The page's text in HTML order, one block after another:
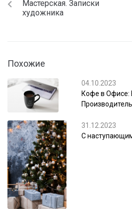
Мастерская. Записки
художника
Похожие
04.10.2023
Кофе в Офисе:
31.12.2023
С